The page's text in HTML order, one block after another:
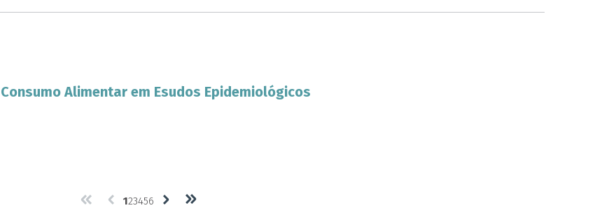
Alimentar em Esudos Epidemiológicos
123456